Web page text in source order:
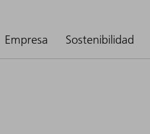
Empresa Sostenibilidad